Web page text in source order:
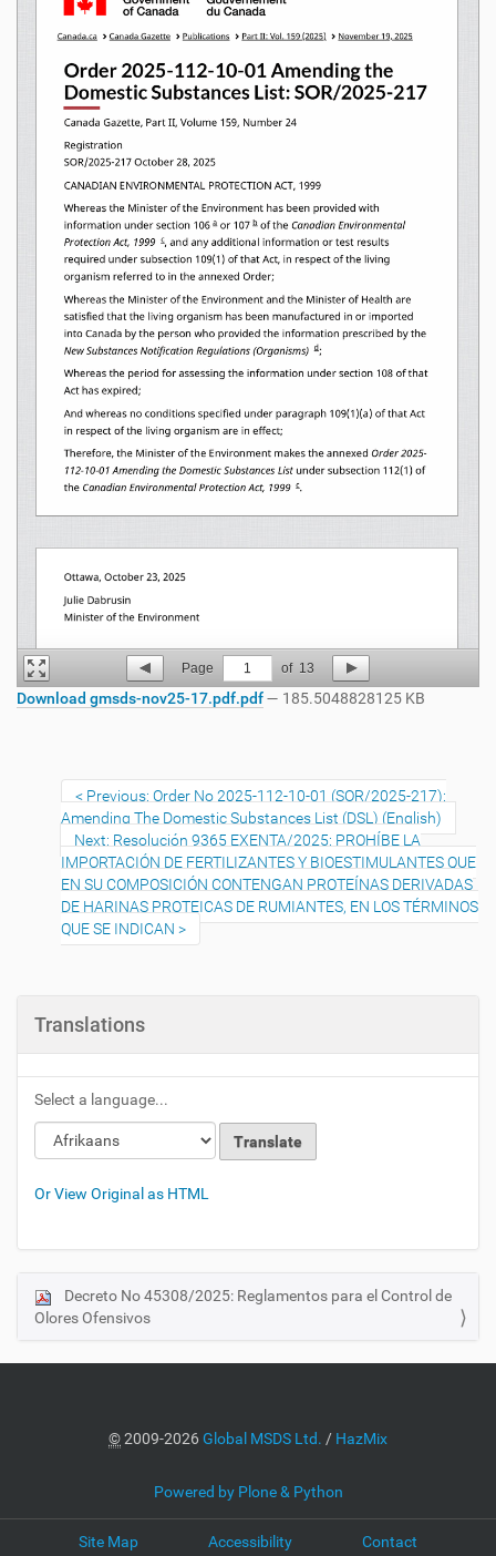
Page 1 of 13
Download gmsds-nov25-17.pdf.pdf— 185.5048828125 KB
Previous: Order No 2025-112-10-01 (SOR/2025-217):
Amending The Domestic Substances List (DSL) (English)
Next: Resolución 9365 EXENTA/2025: PROHÍBE LA
IMPORTACIÓN DE FERTILIZANTES Y BIOESTIMULANTES QUE
EN SU COMPOSICIÓN CONTENGAN PROTEÍNAS DERIVADAS
DE HARINAS PROTEICAS DE RUMIANTES, EN LOS TÉRMINOS
QUE SE INDICAN
Translations
Select a language...
Or View Original as HTML
N
a
o
Decreto No 45308/2025: Reglamentos para el Control de
Olores Ofensivos
©2009-2026Global MSDS Ltd. / HazMix
Powered by Plone & Python
Site Map Accessibility Contact